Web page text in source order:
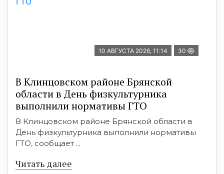
10 АВГУСТА 2026, 11:14 30
В Клинцовском районе Брянской
области в День физкультурника
выполнили нормативы ГТО
В Клинцовском районе Брянской области в
День физкультурника выполнили нормативы
ГТО, сообщает ...
Читать далее